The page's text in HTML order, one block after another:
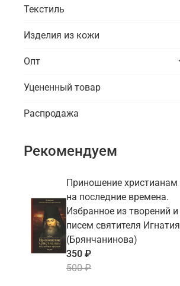
Текстиль
Изделия из кожи
Опт
Уцененный товар
Распродажа
Рекомендуем
Приношение христианам
на последние времена.
Избранное из творений и
писем святителя Игнатия
(Брянчанинова)
350 ₽
500 ₽